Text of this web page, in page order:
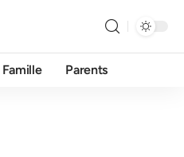
Famille Parents